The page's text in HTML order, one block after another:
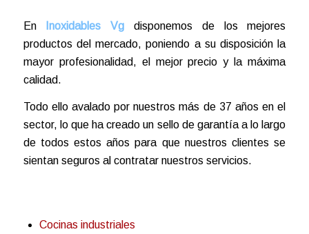
En Inoxidables Vgdisponemos de los mejores
productos del mercado, poniendo a su disposición la
mayor profesionalidad, el mejor precio y la máxima
calidad.
Todo ello avalado por nuestros más de 37 años en el
sector, lo que ha creado un sello de garantía a lo largo
de todos estos años para que nuestros clientes se
sientan seguros al contratar nuestros servicios.
Cocinas industriales